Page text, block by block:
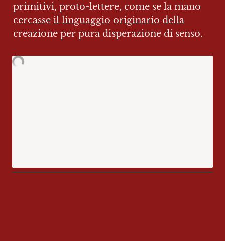
primitivi, proto-lettere, come se la mano
cercasse il linguaggio originario della
creazione per pura disperazione di senso.